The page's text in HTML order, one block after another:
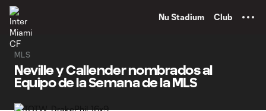
Nu Stadium Club
MLS
Neville y Callender nombrados al
Equipo de la Semana de la MLS